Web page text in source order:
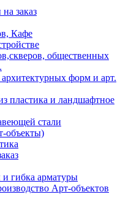
заказ
Кафе
общественных
форм и арт.
пластика и ландшафтное
стали
объекты)
гибка арматуры
Арт-объектов